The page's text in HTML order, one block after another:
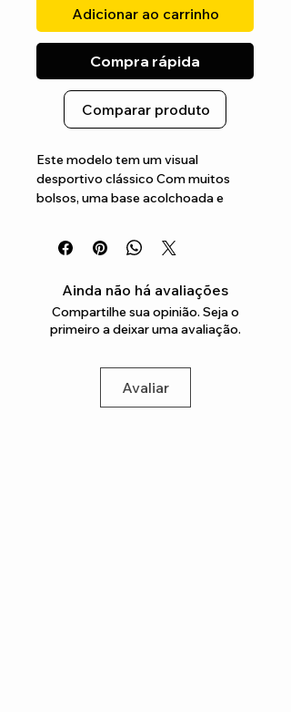
Adicionar ao carrinho
Compra rápida
Comparar produto
Este modelo tem um visual
desportivo clássico Com muitos
bolsos, uma base acolchoada e
opção de armazenamento perfeita
para uma ida ao ginásio
Ainda não há avaliações
Compartilhe sua opinião. Seja o
primeiro a deixar uma avaliação.
Avaliar